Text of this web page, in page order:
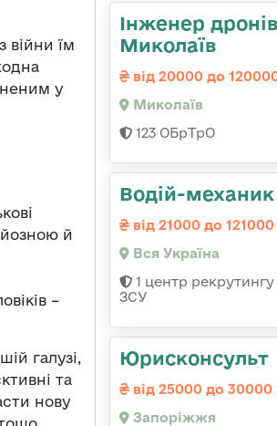
війни їм
у
й
–
галузі,
та
нову
Інженер
Миколаїв
від 20000 до
Миколаїв
123 ОБрТрО
Водій-механик
від 21000 до
Вся Україна
1 центр
ЗСУ
Юрисконсульт
від 25000 до 30000
Запоріжжя